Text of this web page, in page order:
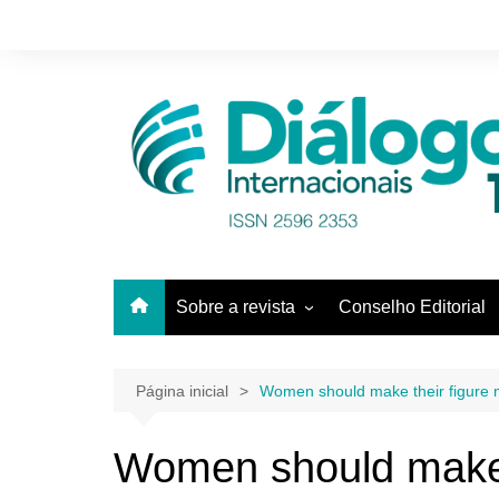
Sobre a revista
Pareceristas
Conselho Editorial
Página inicial Women should make their figure
Women should